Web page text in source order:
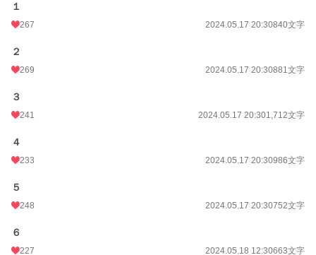
小説
恋愛
初回完結日時
週間ポイント
月間ポイント
１
267 2024.05.17 20:30840文字
２
269 2024.05.17 20:30881文字
３
241 2024.05.17 20:301,712文字
４
233 2024.05.17 20:30986文字
５
248 2024.05.17 20:30752文字
６
227 2024.05.18 12:30663文字